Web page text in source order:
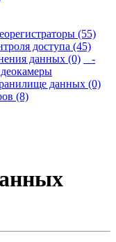
(55)
доступа (45)
данных (0)
-
данных (0)
(8)